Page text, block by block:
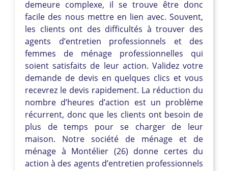
demeure complexe, il se trouve être donc
facile des nous mettre en lien avec. Souvent,
les clients ont des difficultés à trouver des
agents d’entretien professionnels et des
femmes de ménage professionnelles qui
soient satisfaits de leur action. Validez votre
demande de devis en quelques clics et vous
recevrez le devis rapidement. La réduction du
nombre d’heures d’action est un problème
récurrent, donc que les clients ont besoin de
plus de temps pour se charger de leur
maison. Notre société de ménage et de
ménage à Montélier (26) donne certes du
action à des agents d’entretien professionnels